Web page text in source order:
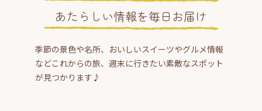
あたらしい情報を毎日お届け
季節の景色や名所、おいしいスイーツやグルメ情報
などこれからの旅、週末に行きたい素敵なスポット
が見つかります♪